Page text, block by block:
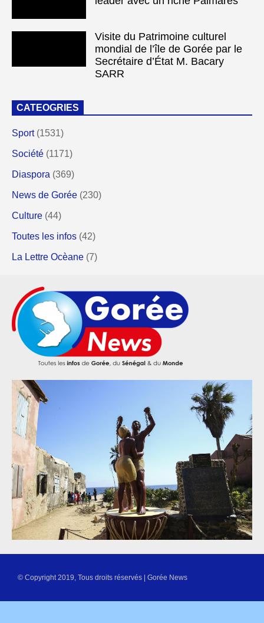
Visite du Patrimoine culturel
mondial de l’île de Gorée par le
Secrétaire d’État M. Bacary
SARR
CATEOGRIES
Sport (1531)
Société (1171)
Diaspora (369)
News de Gorée (230)
Culture (44)
Toutes les infos (42)
La Lettre Ocèane (7)
© Copyright 2019, Tous droits réservés | Gorée News